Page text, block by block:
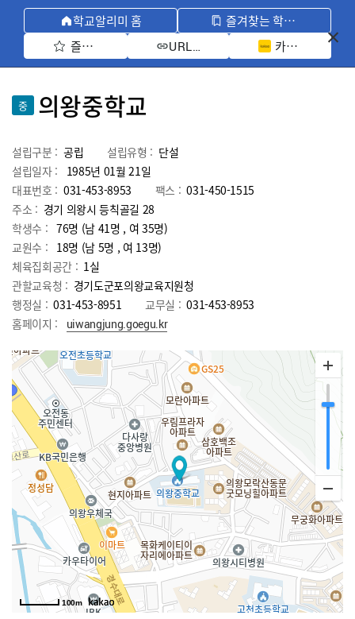
학교알리미 홈
즐겨찾는 학교 모아보기
즐겨찾기 선택
URL 복사 카카오톡 공유
중 의왕중학교
설립구분 : 공립 설립유형 : 단설
설립일자 :
1985년 01월 21일
대표번호 : 031-453-8953 팩스 : 031-450-1515
주소 : 경기 의왕시 등칙골길 28
학생수 : 76명 (남 41명 , 여 35명)
교원수 : 18명 (남 5명 , 여 13명)
체육집회공간 : 1실
관할교육청 : 경기도군포의왕교육지원청
행정실 : 031-453-8951 교무실 : 031-453-8953
홈페이지 :
uiwangjung.goegu.kr
100m